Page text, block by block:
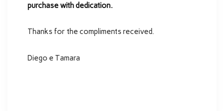
purchase with dedication.
Thanks for the compliments received.
Diego e Tamara